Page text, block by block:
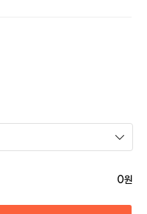
0원